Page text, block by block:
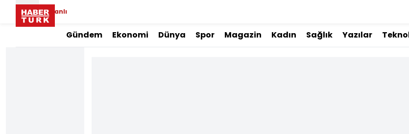
Canlı
Gündem Ekonomi Dünya Spor Magazin Kadın Sağlık Yazılar